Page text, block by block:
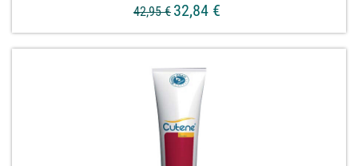
42,95 € 32,84 €